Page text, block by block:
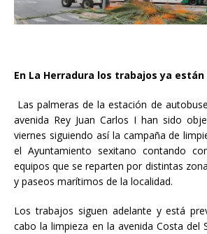
En La Herradura los trabajos ya
Las palmeras de la estación de
avenida Rey Juan Carlos I han sido
viernes siguiendo así la campaña de
el Ayuntamiento sexitano contando
equipos que se reparten por distintas
y paseos marítimos de la localidad.
Los trabajos siguen adelante y está
cabo la limpieza en la avenida Costa del